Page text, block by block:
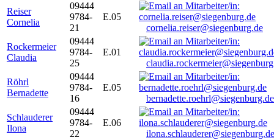
Reiser
Cornelia
09444
9784-
21
E.05
cornelia.reiser@siegenburg.de
Rockermeier
Claudia
09444
9784-
25
E.01
Röhrl
Bernadette
09444
9784-
16
E.05
bernadette.roehrl@siegenburg.de
Schlauderer
Ilona
09444
9784-
22
E.06
ilona.schlauderer@siegenburg.de